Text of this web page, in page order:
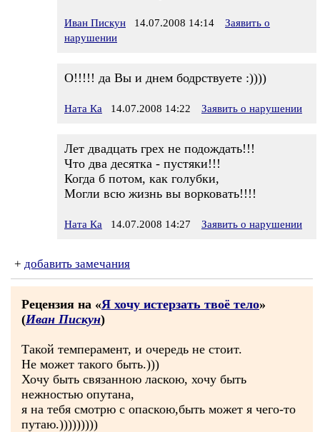
Иван Пискун 14.07.2008 14:14
Заявить о
нарушении
О!!!!! да Вы и днем бодрствуете :))))
Ната Ка 14.07.2008 14:22 Заявить о нарушении
Лет двадцать грех не подождать!!!
Что два десятка - пустяки!!!
Когда б потом, как голубки,
Могли всю жизнь вы ворковать!!!!
Ната Ка 14.07.2008 14:27 Заявить о нарушении
+ добавить замечания
Рецензия на «Я хочу истерзать твоё тело»
(Иван Пискун)
Такой темперамент, и очередь не стоит.
Не может такого быть.)))
Хочу быть связанною ласкою, хочу быть
нежностью опутана,
я на тебя смотрю с опаскою,быть может я чего-то
путаю.)))))))))